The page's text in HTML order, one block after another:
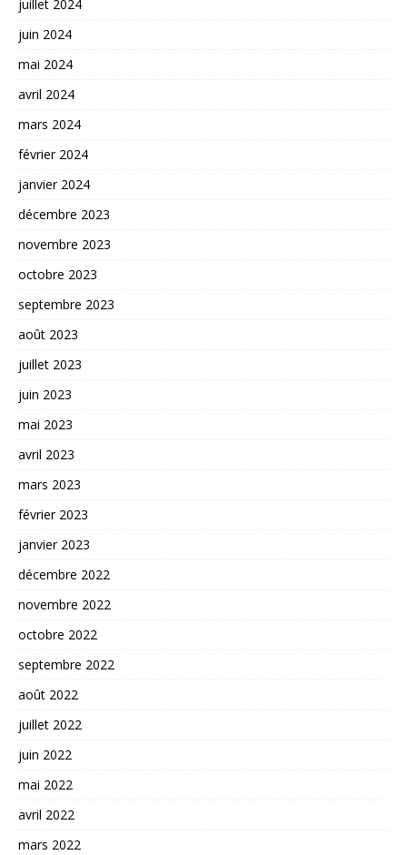
juillet 2024
juin 2024
mai 2024
avril 2024
mars 2024
février 2024
janvier 2024
décembre 2023
novembre 2023
octobre 2023
septembre 2023
août 2023
juillet 2023
juin 2023
mai 2023
avril 2023
mars 2023
février 2023
janvier 2023
décembre 2022
novembre 2022
octobre 2022
septembre 2022
août 2022
juillet 2022
juin 2022
mai 2022
avril 2022
mars 2022